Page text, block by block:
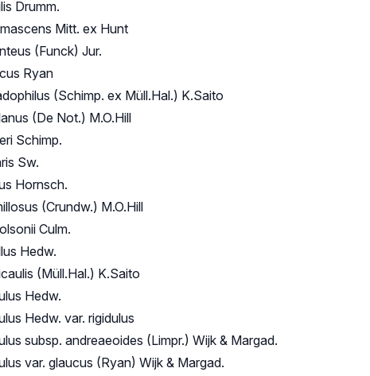
Drumm.
Mitt. ex Hunt
(Funck) Jur.
Ryan
(Schimp. ex Müll.Hal.) K.Saito
(De Not.) M.O.Hill
Schimp.
Sw.
Hornsch.
(Crundw.) M.O.Hill
Culm.
Hedw.
(Müll.Hal.) K.Saito
Hedw.
Hedw. var. rigidulus
subsp. andreaeoides (Limpr.) Wijk & Margad.
var. glaucus (Ryan) Wijk & Margad.